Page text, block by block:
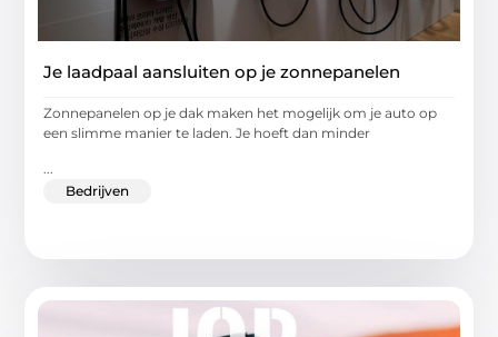
Je laadpaal aansluiten op je zonnepanelen
Zonnepanelen op je dak maken het mogelijk om je auto op
een slimme manier te laden. Je hoeft dan minder
...
Bedrijven